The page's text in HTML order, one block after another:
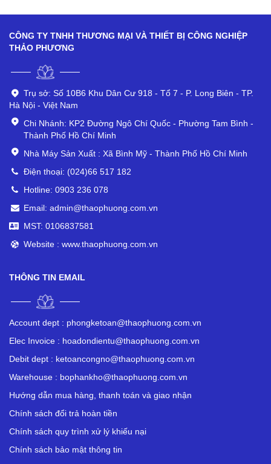
CÔNG TY TNHH THƯƠNG MẠI VÀ THIẾT BỊ CÔNG NGHIỆP
THẢO PHƯƠNG
Trụ sở: Số 10B6 Khu Dân Cư 918 - Tổ 7 - P. Long Biên - TP.
Hà Nội - Việt Nam
Chi Nhánh: KP2 Đường Ngô Chí Quốc - Phường Tam Bình -
Thành Phố Hồ Chí Minh
Nhà Máy Sản Xuất : Xã Bình Mỹ - Thành Phố Hồ Chí Minh
Điện thoại: (024)66 517 182
Hotline: 0903 236 078
Email: admin@thaophuong.com.vn
MST: 0106837581
Website : www.thaophuong.com.vn
THÔNG TIN EMAIL
Account dept : phongketoan@thaophuong.com.vn
Elec Invoice : hoadondientu@thaophuong.com.vn
Debit dept : ketoancongno@thaophuong.com.vn
Warehouse : bophankho@thaophuong.com.vn
Hướng dẫn mua hàng, thanh toán và giao nhận
Chính sách đổi trả hoàn tiền
Chính sách quy trình xử lý khiếu nại
Chính sách bảo mật thông tin